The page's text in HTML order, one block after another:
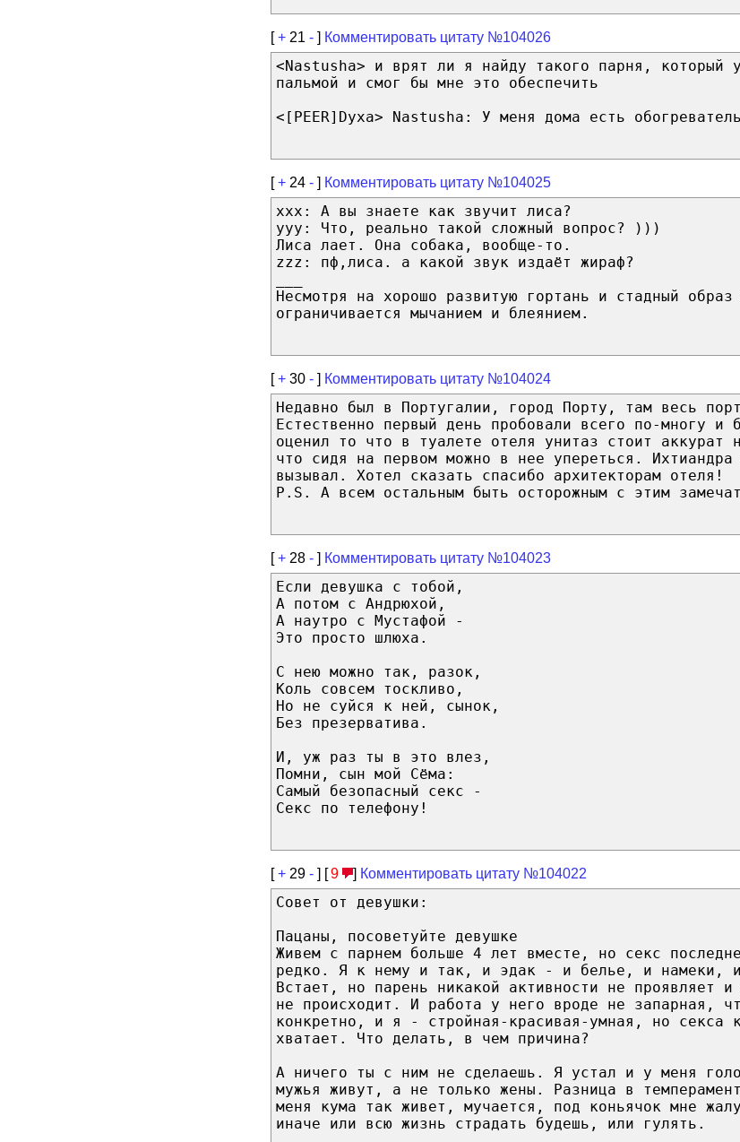
[+ 21 - ] Комментировать цитату №104026
<Nastusha> и врят ли я найду такого парня, который
пальмой и смог бы мне это обеспечить
<[PEER]Dyxa> Nastusha: У меня дома есть
[+ 24 - ] Комментировать цитату №104025
xxx: А вы знаете как звучит лиса?
yyy: Что, реально такой сложный вопрос? )))
Лиса лает. Она собака, вообще-то.
zzz: пф,лиса. а какой звук издаёт жираф?
Несмотря на хорошо развитую гортань и стадный
ограничивается мычанием и блеянием.
[+ 30 - ] Комментировать цитату №104024
Недавно был в Португалии, город Порту, там весь
Естественно первый день пробовали всего по-многу и
оценил то что в туалете отеля унитаз стоит аккурат
что сидя на первом можно в нее упереться.
вызывал. Хотел сказать спасибо архитекторам отеля!
P.S. А всем остальным быть осторожным с этим
[+ 28 - ] Комментировать цитату №104023
Если девушка с тобой,
А потом с Андрюхой,
А наутро с Мустафой -
Это просто шлюха.
С нею можно так, разок,
Коль совсем тоскливо,
Но не суйся к ней, сынок,
Без презерватива.
И, уж раз ты в это влез,
Помни, сын мой Сёма:
Самый безопасный секс -
Секс по телефону!
[+ 29 - ] [9 ] Комментировать цитату №104022
Совет от девушки:
Пацаны, посоветуйте девушке
Живем с парнем больше 4 лет вместе, но секс
редко. Я к нему и так, и эдак - и белье, и намеки, и
Встает, но парень никакой активности не проявляет
не происходит. И работа у него вроде не запарная,
конкретно, и я - стройная-красивая-умная, но секса
хватает. Что делать, в чем причина?
А ничего ты с ним не сделаешь. Я устал и у меня
мужья живут, а не только жены. Разница в
меня кума так живет, мучается, под коньячок мне
иначе или всю жизнь страдать будешь, или гулять.